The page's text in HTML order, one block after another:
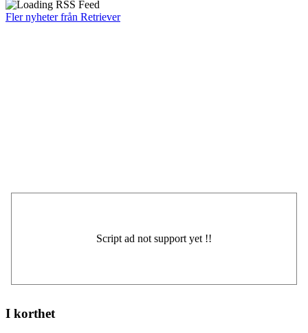
Fler nyheter från Retriever
I korthet